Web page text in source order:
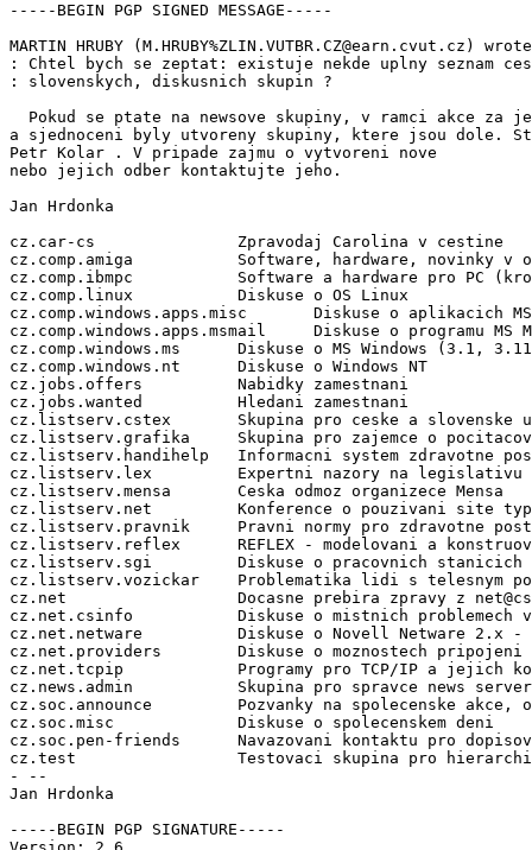
-----BEGIN PGP SIGNED MESSAGE-----
MARTIN HRUBY (M.HRUBY%ZLIN.VUTBR.CZ@earn.cvut.cz)
: Chtel bych se zeptat: existuje nekde uplny seznam
: slovenskych, diskusnich skupin ?
Pokud se ptate na newsove skupiny, v ramci akce za
a sjednoceni byly utvoreny skupiny, ktere jsou dole.
Petr Kolar
. V pripade zajmu o vytvoreni nove
nebo jejich odber kontaktujte jeho.
Jan Hrdonka
cz.car-cs               Zpravodaj Carolina v cestine
cz.comp.amiga           Software, hardware, novinky v
cz.comp.ibmpc           Software a hardware pro PC
cz.comp.linux           Diskuse o OS Linux
cz.comp.windows.apps.misc       Diskuse o aplikacich
cz.comp.windows.apps.msmail     Diskuse o programu MS
cz.comp.windows.ms      Diskuse o MS Windows (3.1,
cz.comp.windows.nt      Diskuse o Windows NT
cz.jobs.offers          Nabidky zamestnani
cz.jobs.wanted          Hledani zamestnani
cz.listserv.cstex       Skupina pro ceske a slovenske
cz.listserv.grafika     Skupina pro zajemce o
cz.listserv.handihelp   Informacni system zdravotne
cz.listserv.lex         Expertni nazory na legislativu
cz.listserv.mensa       Ceska odmoz organizece Mensa
cz.listserv.net         Konference o pouzivani site
cz.listserv.pravnik     Pravni normy pro zdravotne
cz.listserv.reflex      REFLEX - modelovani a
cz.listserv.sgi         Diskuse o pracovnich stanicich
cz.listserv.vozickar    Problematika lidi s telesnym
cz.net                  Docasne prebira zpravy z
cz.net.csinfo           Diskuse o mistnich problemech
cz.net.netware          Diskuse o Novell Netware 2.x -
cz.net.providers        Diskuse o moznostech pripojeni
cz.net.tcpip            Programy pro TCP/IP a jejich
cz.news.admin           Skupina pro spravce news
cz.soc.announce         Pozvanky na spolecenske akce,
cz.soc.misc             Diskuse o spolecenskem deni
cz.soc.pen-friends      Navazovani kontaktu pro
cz.test                 Testovaci skupina pro hierarchii
- --
Jan Hrdonka
-----BEGIN PGP SIGNATURE-----